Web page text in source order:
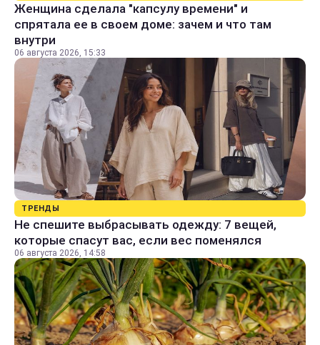
Женщина сделала "капсулу времени" и
спрятала ее в своем доме: зачем и что там
внутри
06 августа 2026, 15:33
ТРЕНДЫ
Не спешите выбрасывать одежду: 7 вещей,
которые спасут вас, если вес поменялся
06 августа 2026, 14:58